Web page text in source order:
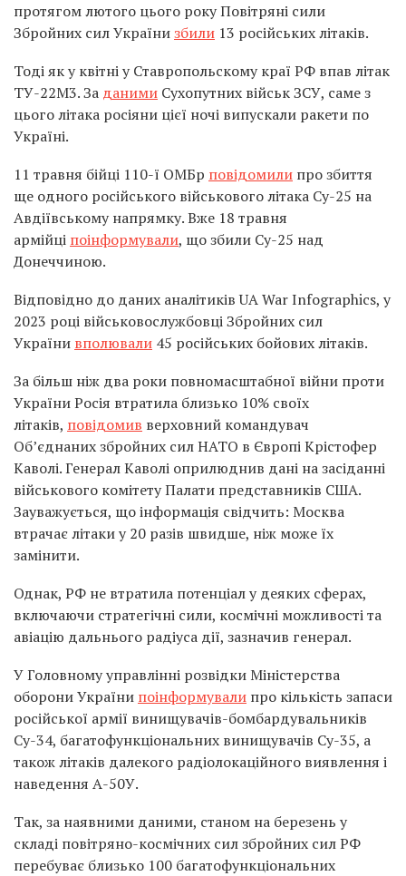
протягом лютого цього року Повітряні сили
Збройних сил Українизбили 13 російських літаків.
Тоді як у квітні у Ставропольскому краї РФ впав літак
ТУ-22М3. За даними Сухопутних військ ЗСУ, саме з
цього літака росіяни цієї ночі випускали ракети по
Україні.
11 травня бійці 110-ї ОМБр повідомили про збиття
ще одного російського військового літака Су-25 на
Авдіївському напрямку. Вже 18 травня
армійці поінформували, що збили Су-25 над
Донеччиною.
Відповідно до даних аналітиків UA War Infographics, у
2023 році військовослужбовці Збройних сил
України вполювали 45 російських бойових літаків.
За більш ніж два роки повномасштабної війни проти
України Росія втратила близько 10% своїх
літаків, повідомив верховний командувач
Об’єднаних збройних сил НАТО в Європі Крістофер
Каволі. Генерал Каволі оприлюднив дані на засіданні
військового комітету Палати представників США.
Зауважується, що інформація свідчить: Москва
втрачає літаки у 20 разів швидше, ніж може їх
замінити.
Однак, РФ не втратила потенціал у деяких сферах,
включаючи стратегічні сили, космічні можливості та
авіацію дальнього радіуса дії, зазначив генерал.
У Головному управлінні розвідки Міністерства
оборони України поінформували про кількість запаси
російської армії винищувачів-бомбардувальників
Су-34, багатофункціональних винищувачів Су-35, а
також літаків далекого радіолокаційного виявлення і
наведення А-50У.
Так, за наявними даними, станом на березень у
складі повітряно-космічних сил збройних сил РФ
перебуває близько 100 багатофункціональних